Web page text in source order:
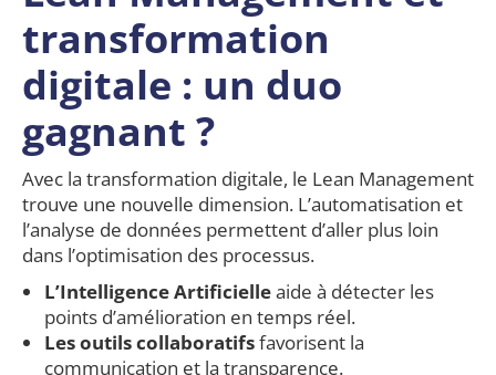
transformation
digitale : un duo
gagnant ?
Avec la transformation digitale, le Lean Management
trouve une nouvelle dimension. L’automatisation et
l’analyse de données permettent d’aller plus loin
dans l’optimisation des processus.
L’Intelligence Artificielleaide à détecter les
points d’amélioration en temps réel.
Les outils collaboratifsfavorisent la
communication et la transparence.